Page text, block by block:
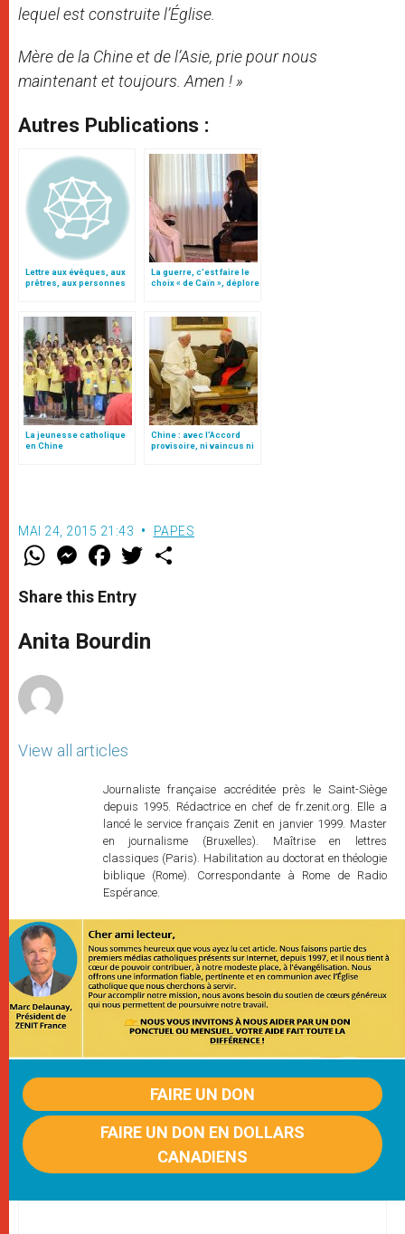
lequel est construite l’Église.
Mère de la Chine et de l’Asie, prie pour nous
maintenant et toujours. Amen ! »
Autres Publications :
Lettre aux évêques, aux
prêtres, aux personnes
catholique en Chine
La guerre, c’est faire le
choix « de Caïn », déplore
La jeunesse catholique
en Chine
Chine : avec l’Accord
provisoire, ni vaincus ni
MAI 24, 2015 21:43 PAPES
W
t
s
p
p
M
e
s
e
g
e
F
a
e
b
o
k
w
r
Share this Entry
Anita Bourdin
View all articles
Journaliste française accréditée près le Saint-Siège
depuis 1995. Rédactrice en chef de fr.zenit.org. Elle a
lancé le service français Zenit en janvier 1999. Master
en journalisme (Bruxelles). Maîtrise en lettres
classiques (Paris). Habilitation au doctorat en théologie
biblique (Rome). Correspondante à Rome de Radio
Espérance.
FAIRE UN DON
FAIRE UN DON EN DOLLARS
CANADIENS